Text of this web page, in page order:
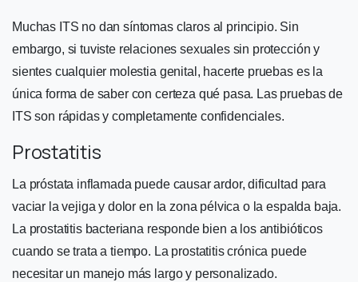
Muchas ITS no dan síntomas claros al principio. Sin
embargo, si tuviste relaciones sexuales sin protección y
sientes cualquier molestia genital, hacerte pruebas es la
única forma de saber con certeza qué pasa. Las pruebas de
ITS son rápidas y completamente confidenciales.
Prostatitis
La próstata inflamada puede causar ardor, dificultad para
vaciar la vejiga y dolor en la zona pélvica o la espalda baja.
La prostatitis bacteriana responde bien a los antibióticos
cuando se trata a tiempo. La prostatitis crónica puede
necesitar un manejo más largo y personalizado.